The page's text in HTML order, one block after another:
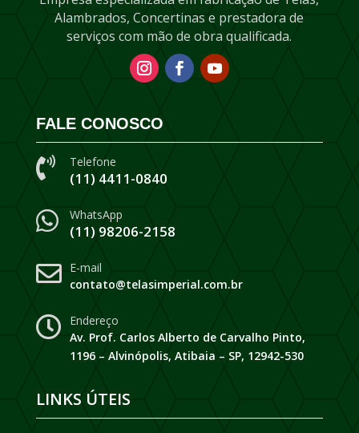
Alambrados, Concertinas e prestadora de
serviços com mão de obra qualificada.
FALE CONOSCO
 Telefone
(11) 4411-0840
 WhatsApp
(11) 98206-2158
 E-mail
contato@telasimperial.com.br

Endereço
Av. Prof. Carlos Alberto de Carvalho Pinto,
1196 – Alvinópolis, Atibaia – SP, 12942-530
LINKS ÚTEIS